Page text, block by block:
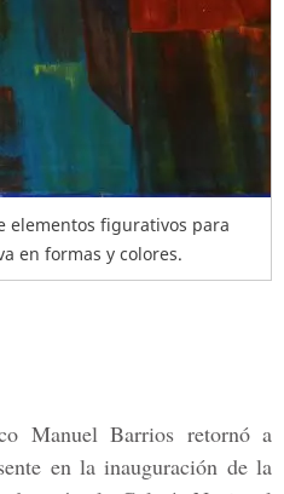
elementos figurativos para
en formas y colores.
Manuel Barrios retornó a
en la inauguración de la